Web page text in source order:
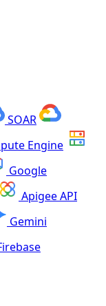
SOAR
Engine
Google
Apigee API
Gemini